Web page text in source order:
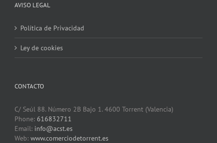
AVISO LEGAL
Política de Privacidad
Ley de cookies
CONTACTO
C/ Seúl 88. Número 2B Bajo 1. 4600 Torrent (Valencia)
Phone: 616832711
Email: info@acst.es
Web: www.comerciodetorrent.es